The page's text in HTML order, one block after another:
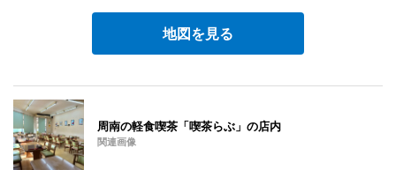
地図を見る
周南の軽食喫茶「喫茶らぶ」の店内
関連画像